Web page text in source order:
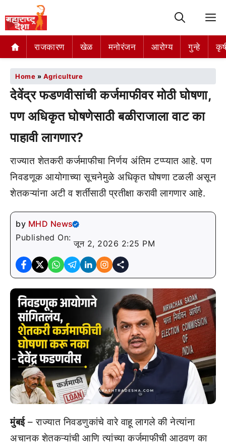
राजकारण खेळ मनोरंजन आरोग्य गुन्हे
Home » Agriculture
देवेंद्र फडणवीसांची कर्जमाफीवर मोठी घोषणा,
पण अधिकृत घोषणेसाठी बळीराजाला वाट का
पाहावी लागणार?
राज्यात शेतकरी कर्जमाफीचा निर्णय अंतिम टप्प्यात आहे. पण
निवडणूक आयोगाच्या सूचनेमुळे अधिकृत घोषणा टळली असून
शेतकऱ्यांना अटी व शर्तींसाठी प्रतीक्षा करावी लागणार आहे.
by MHD News
Published On:
जून 2, 2026 2:25 PM
मुंबई– राज्यात निवडणुकांचे वारे वाहू लागले की नेत्यांना
अचानक शेतकऱ्यांची आणि त्यांच्या कर्जमाफीची आठवण का